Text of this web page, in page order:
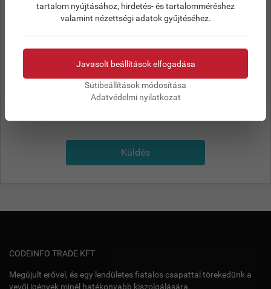
adatvédelmi tájékoztatóbanleírtak alapján
hozzájárulok az adataim kezeléséhez.
Küldés
CODEINFO TRADE KFT
Megújult erővel, és egy lendületes fiatalos csapattal törekedünk a
vevői igények minél hatékonyabb kiszolgálására.
tartalom nyújtásához, hirdetés- és tartalomméréshez
valamint nézettségi adatok gyűjtéséhez.
Javasolt beállítások elfogadása
Sütibeállítások módosítása
Adatvédelmi nyilatkozat